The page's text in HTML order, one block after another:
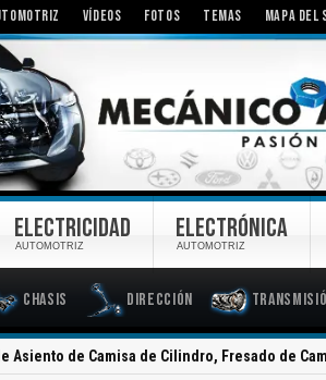
VÍDEOS FOTOS TEMAS MAPA DEL
Chasis Dirección
ELECTRICIDAD
AUTOMOTRIZ
ELECTRÓNICA
AUTOMOTRIZ
Asiento de Camisa de Cilindro, Fresado de